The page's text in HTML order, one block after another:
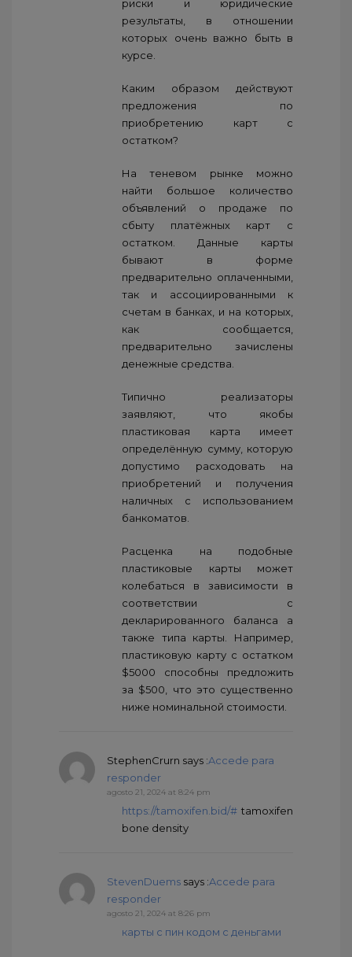
риски и юридические
результаты, в отношении
которых очень важно быть в
курсе.
Каким образом действуют
предложения по
приобретению карт с
остатком?
На теневом рынке можно
найти большое количество
объявлений о продаже по
сбыту платёжных карт с
остатком. Данные карты
бывают в форме
предварительно оплаченными,
так и ассоциированными к
счетам в банках, и на которых,
как сообщается,
предварительно зачислены
денежные средства.
Типично реализаторы
заявляют, что якобы
пластиковая карта имеет
определённую сумму, которую
допустимо расходовать на
приобретений и получения
наличных с использованием
банкоматов.
Расценка на подобные
пластиковые карты может
колебаться в зависимости в
соответствии с
декларированного баланса а
также типа карты. Например,
пластиковую карту с остатком
$5000 способны предложить
за $500, что это существенно
ниже номинальной стоимости.
StephenCrurn says :Accede para
responder
agosto 21, 2024 at 8:24 pm
https://tamoxifen.bid/# tamoxifen
bone density
StevenDuems says :Accede para
responder
agosto 21, 2024 at 8:26 pm
карты с пин кодом с деньгами